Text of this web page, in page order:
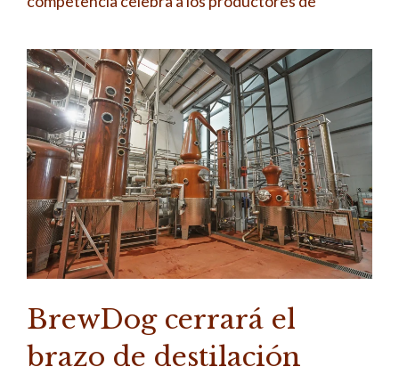
BrewDog cerrará el
brazo de destilación